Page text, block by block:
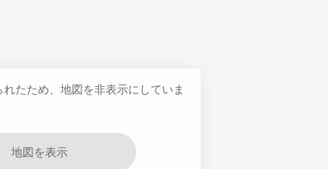
たため、地図を非表示にしていま
地図を表示